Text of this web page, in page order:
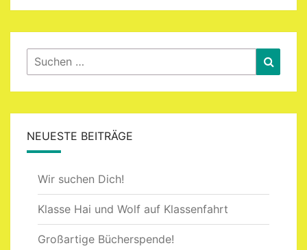
Suchen
nach:
NEUESTE BEITRÄGE
Wir suchen Dich!
Klasse Hai und Wolf auf Klassenfahrt
Großartige Bücherspende!